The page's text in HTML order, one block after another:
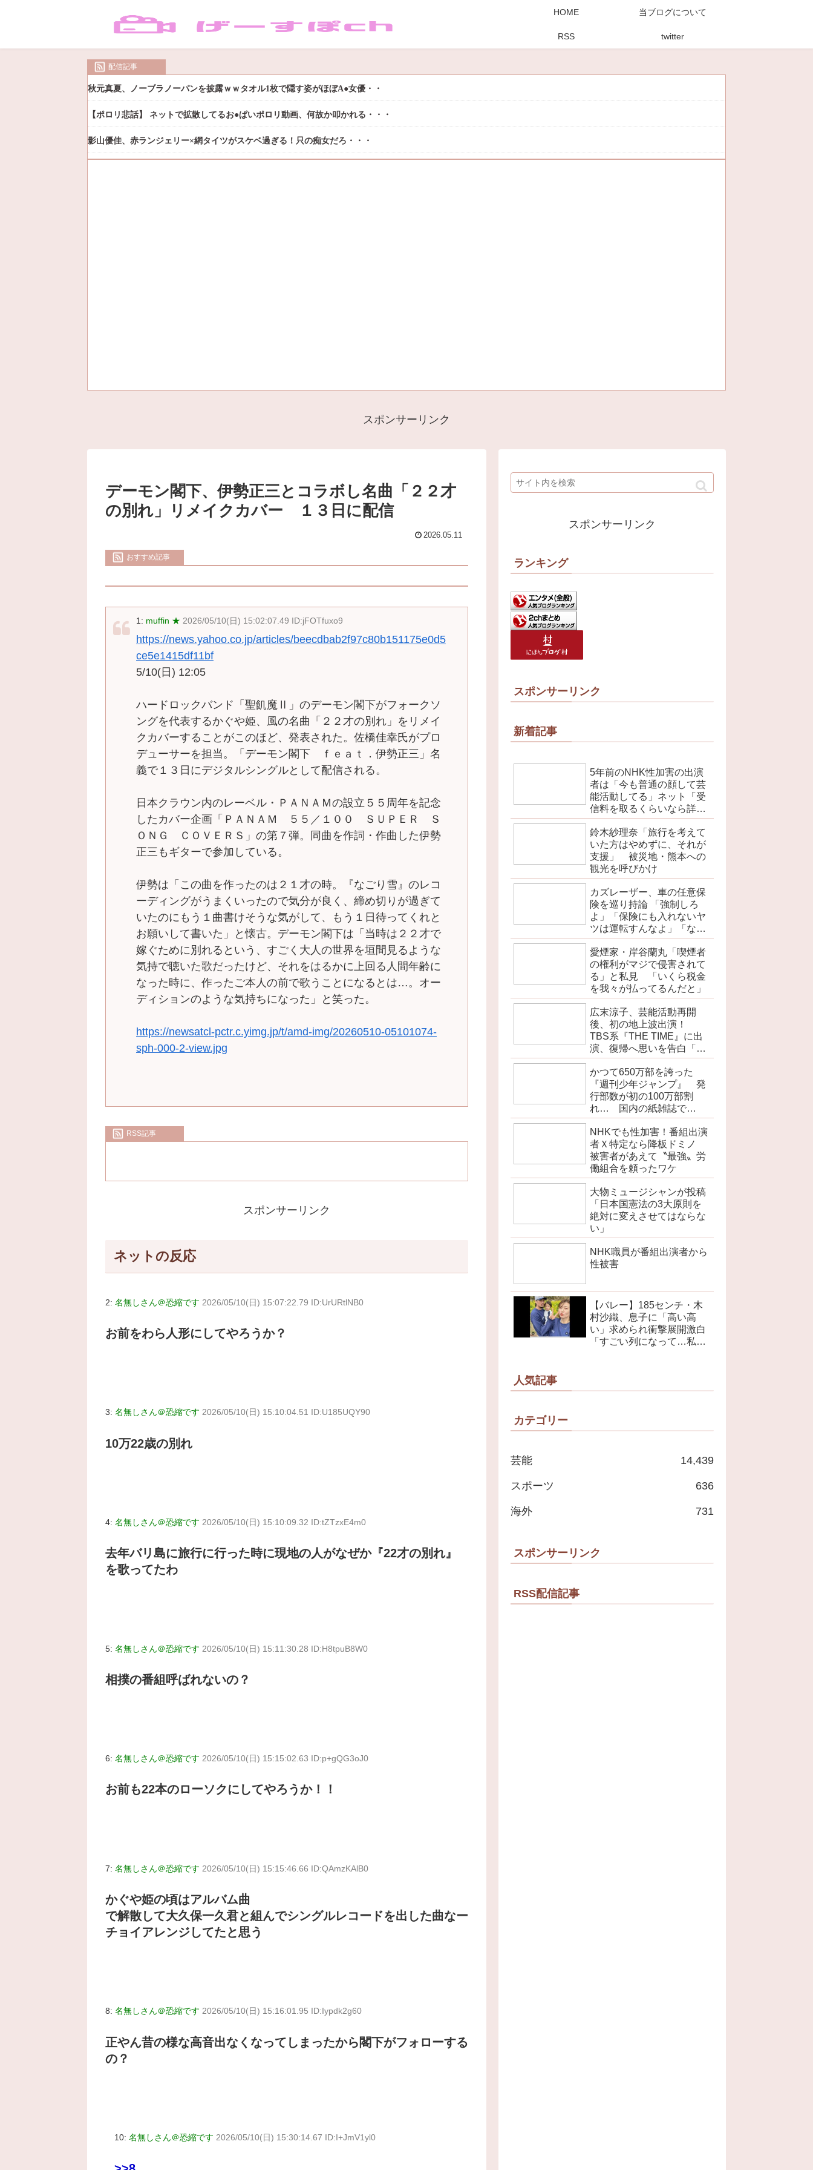
HOME 当ブログについて
RSS twitter
配信記事
秋元真夏、ノーブラノーパンを披露ｗｗタオル1枚で隠す姿がほぼA●女優・・
【ポロリ悲話】 ネットで拡散してるお●ぱいポロリ動画、何故か叩かれる・・・
影山優佳、赤ランジェリー×網タイツがスケベ過ぎる！只の痴女だろ・・・
スポンサーリンク
デーモン閣下、伊勢正三とコラボし名曲「２２才
の別れ」リメイクカバー １３日に配信
2026.05.11
おすすめ記事
1: muffin ★ 2026/05/10(日) 15:02:07.49 ID:jFOTfuxo9
https://news.yahoo.co.jp/articles/beecdbab2f97c80b151175e0d5
ce5e1415df11bf
5/10(日) 12:05
ハードロックバンド「聖飢魔Ⅱ」のデーモン閣下がフォークソ
ングを代表するかぐや姫、風の名曲「２２才の別れ」をリメイ
クカバーすることがこのほど、発表された。佐橋佳幸氏がプロ
デューサーを担当。「デーモン閣下 ｆｅａｔ．伊勢正三」名
義で１３日にデジタルシングルとして配信される。
日本クラウン内のレーベル・ＰＡＮＡＭの設立５５周年を記念
したカバー企画「ＰＡＮＡＭ ５５／１００ ＳＵＰＥＲ Ｓ
ＯＮＧ ＣＯＶＥＲＳ」の第７弾。同曲を作詞・作曲した伊勢
正三もギターで参加している。
伊勢は「この曲を作ったのは２１才の時。『なごり雪』のレコ
ーディングがうまくいったので気分が良く、締め切りが過ぎて
いたのにもう１曲書けそうな気がして、もう１日待ってくれと
お願いして書いた」と懐古。デーモン閣下は「当時は２２才で
嫁ぐために別れるという、すごく大人の世界を垣間見るような
気持で聴いた歌だったけど、それをはるかに上回る人間年齢に
なった時に、作ったご本人の前で歌うことになるとは…。オー
ディションのような気持ちになった」と笑った。
https://newsatcl-pctr.c.yimg.jp/t/amd-img/20260510-05101074-
sph-000-2-view.jpg
RSS記事
スポンサーリンク
ネットの反応
2: 名無しさん＠恐縮です 2026/05/10(日) 15:07:22.79 ID:UrURtlNB0
お前をわら人形にしてやろうか？
3: 名無しさん＠恐縮です 2026/05/10(日) 15:10:04.51 ID:U185UQY90
10万22歳の別れ
4: 名無しさん＠恐縮です 2026/05/10(日) 15:10:09.32 ID:tZTzxE4m0
去年バリ島に旅行に行った時に現地の人がなぜか『22才の別れ』
を歌ってたわ
5: 名無しさん＠恐縮です 2026/05/10(日) 15:11:30.28 ID:H8tpuB8W0
相撲の番組呼ばれないの？
6: 名無しさん＠恐縮です 2026/05/10(日) 15:15:02.63 ID:p+gQG3oJ0
お前も22本のローソクにしてやろうか！！
7: 名無しさん＠恐縮です 2026/05/10(日) 15:15:46.66 ID:QAmzKAlB0
かぐや姫の頃はアルバム曲
で解散して大久保一久君と組んでシングルレコードを出した曲なー
チョイアレンジしてたと思う
8: 名無しさん＠恐縮です 2026/05/10(日) 15:16:01.95 ID:Iypdk2g60
正やん昔の様な高音出なくなってしまったから閣下がフォローする
の？
10: 名無しさん＠恐縮です 2026/05/10(日) 15:30:14.67 ID:I+JmV1yl0
スポンサーリンク
ランキング
スポンサーリンク
新着記事
5年前のNHK性加害の出演
者は「今も普通の顔して芸
能活動してる」ネット「受
信料を取るくらいなら詳細
を伝えよ」
鈴木紗理奈「旅行を考えて
いた方はやめずに、それが
支援」 被災地・熊本への
観光を呼びかけ
カズレーザー、車の任意保
険を巡り持論 「強制しろ
よ」「保険にも入れないヤ
ツは運転すんなよ」「なん
で法律を改正しないの？」
愛煙家・岸谷蘭丸「喫煙者
の権利がマジで侵害されて
る」と私見 「いくら税金
を我々が払ってるんだと」
広末涼子、芸能活動再開
後、初の地上波出演！
TBS系『THE TIME』に出
演、復帰へ思いを告白「自
分の弱い部分だったり…」
かつて650万部を誇った
『週刊少年ジャンプ』 発
行部数が初の100万部割
れ… 国内の紙雑誌で
「100万部超」ゼロに
NHKでも性加害！番組出演
者Ｘ特定なら降板ドミノ
被害者があえて〝最強〟労
働組合を頼ったワケ
大物ミュージシャンが投稿
「日本国憲法の3大原則を
絶対に変えさせてはならな
い」
NHK職員が番組出演者から
性被害
【バレー】185センチ・木
村沙織、息子に「高い高
い」求められ衝撃展開激白
「すごい列になって…私ア
人気記事
カテゴリー
芸能 14,439
スポーツ 636
海外 731
スポンサーリンク
RSS配信記事